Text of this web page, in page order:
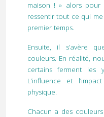
maison ! » alors pour
ressentir tout ce qui
premier temps.
Ensuite, il s’avère
couleurs. En réalité,
certains ferment les
L’influence et
physique.
Chacun a des